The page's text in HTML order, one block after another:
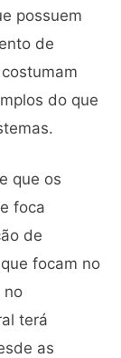
possuem
de
do que
que os
foca
de
focam no
no
terá
as